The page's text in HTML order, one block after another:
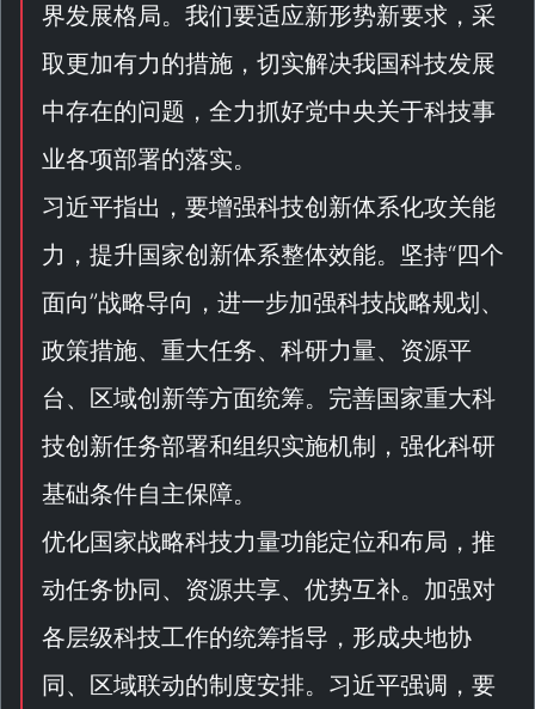
界发展格局。我们要适应新形势新要求，采
取更加有力的措施，切实解决我国科技发展
中存在的问题，全力抓好党中央关于科技事
业各项部署的落实。
习近平指出，要增强科技创新体系化攻关能
力，提升国家创新体系整体效能。坚持“四个
面向”战略导向，进一步加强科技战略规划、
政策措施、重大任务、科研力量、资源平
台、区域创新等方面统筹。完善国家重大科
技创新任务部署和组织实施机制，强化科研
基础条件自主保障。
优化国家战略科技力量功能定位和布局，推
动任务协同、资源共享、优势互补。加强对
各层级科技工作的统筹指导，形成央地协
同、区域联动的制度安排。习近平强调，要